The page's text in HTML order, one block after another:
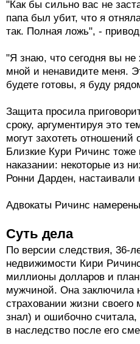
"Как бы сильно вас не
папа был убит, что я
так. Полная ложь", -
"Я знаю, что сегодня вы не
мной и ненавидите меня.
будете готовы, я буду
Защита просила
сроку, аргументируя это
могут захотеть отношений
Близкие Кури Ричинс
наказании: некоторые из
Ронни Дарден, настаивали
Адвокаты Ричинс
Суть дела
По версии следствия, 36-
недвижимости Кири
миллионы долларов и
мужчиной. Она заключила
страховании жизни
знал) и ошибочно
в наследство после его